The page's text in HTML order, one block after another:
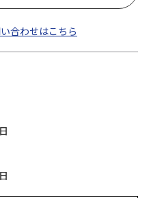
合わせはこちら